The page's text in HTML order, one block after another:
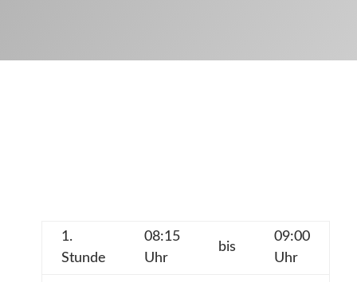
1.
Stunde
08:15
Uhr
bis
09:00
Uhr